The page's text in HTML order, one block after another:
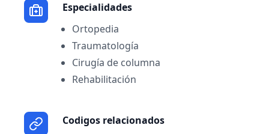
Especialidades
Ortopedia
Traumatología
Cirugía de columna
Rehabilitación
Codigos relacionados